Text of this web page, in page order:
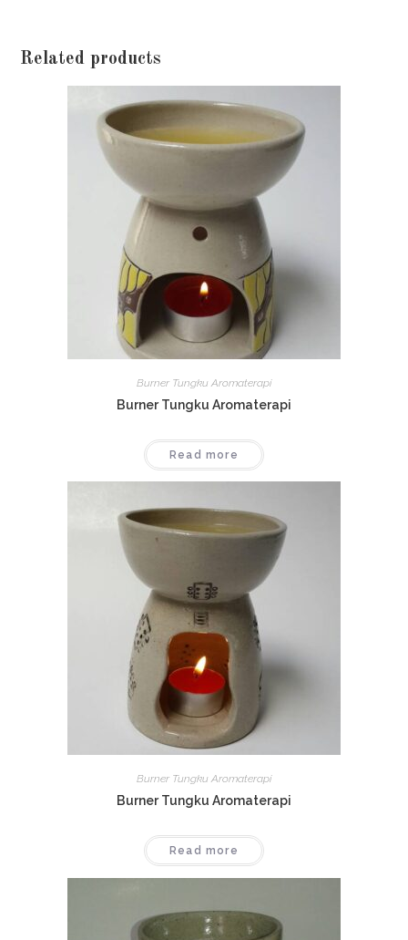
Related products
Burner Tungku Aromaterapi
Burner Tungku Aromaterapi
Read more
Burner Tungku Aromaterapi
Burner Tungku Aromaterapi
Read more